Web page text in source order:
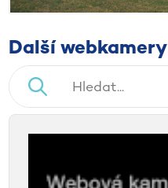
Další webkamery